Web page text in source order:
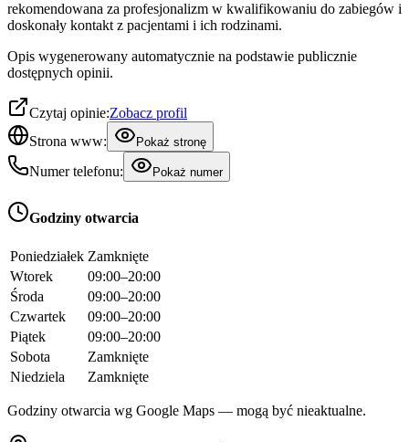
rekomendowana za profesjonalizm w kwalifikowaniu do zabiegów i
doskonały kontakt z pacjentami i ich rodzinami.
Opis wygenerowany automatycznie na podstawie publicznie
dostępnych opinii.
Czytaj opinie:Zobacz profil
Strona www:
Pokaż stronę
Numer telefonu: Pokaż numer
Godziny otwarcia
Poniedziałek Zamknięte
Wtorek
09:00–20:00
Środa
09:00–20:00
Czwartek
09:00–20:00
Piątek
09:00–20:00
Sobota
Zamknięte
Niedziela
Zamknięte
Godziny otwarcia wg Google Maps — mogą być nieaktualne.